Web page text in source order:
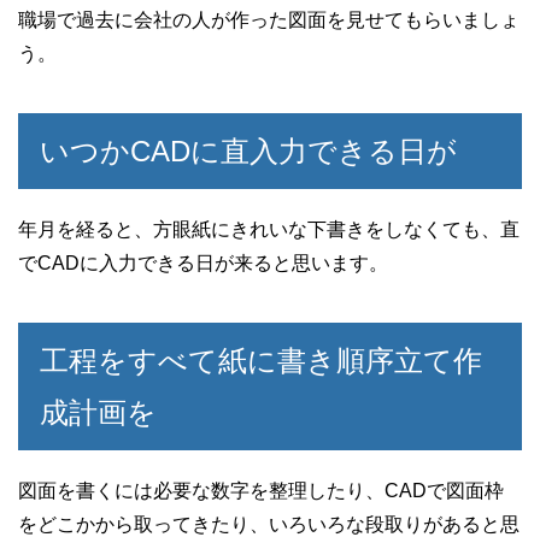
職場で過去に会社の人が作った図面を見せてもらいましょ
う。
いつかCADに直入力できる日が
年月を経ると、方眼紙にきれいな下書きをしなくても、直
でCADに入力できる日が来ると思います。
工程をすべて紙に書き順序立て作
成計画を
図面を書くには必要な数字を整理したり、CADで図面枠
をどこかから取ってきたり、いろいろな段取りがあると思